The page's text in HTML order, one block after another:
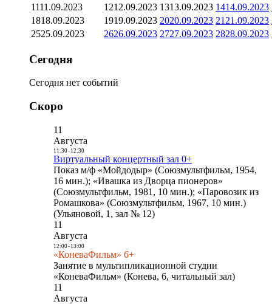
1111.09.2023 1212.09.2023 1313.09.2023 1414.09.2023
1818.09.2023 1919.09.2023 2020.09.2023 21 21.09.2023
2525.09.2023 2626.09.2023 2727.09.2023 2828.09.2023
Сегодня
Сегодня нет событий
Скоро
11
Августа
11:30- 12:30
Виртуальный концертный зал 0+
Показ м/ф «Мойдодыр» (Союзмультфильм, 1954,
16 мин.); «Ивашка из Дворца пионеров»
(Союзмультфильм, 1981, 10 мин.); «Паровозик из
Ромашкова» (Союзмультфильм, 1967, 10 мин.)
(Ульяновой, 1, зал № 12)
11
Августа
12:00- 13:00
«КоневаФильм» 6+
Занятие в мультипликационной студии
«КоневаФильм» (Конева, 6, читальный зал)
11
Августа